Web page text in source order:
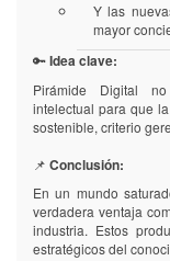
Y las
mayor
🔑Idea clave:
Pirámide Digital
intelectual para que
sostenible, criterio
📌 Conclusión:
En un mundo
verdadera ventaja
industria. Estos
estratégicos del
proveer
soporte
técnico
de
primer
nivel
que
y
de
proveer
soporte
técnico
de
primer
nivel
que
y
de